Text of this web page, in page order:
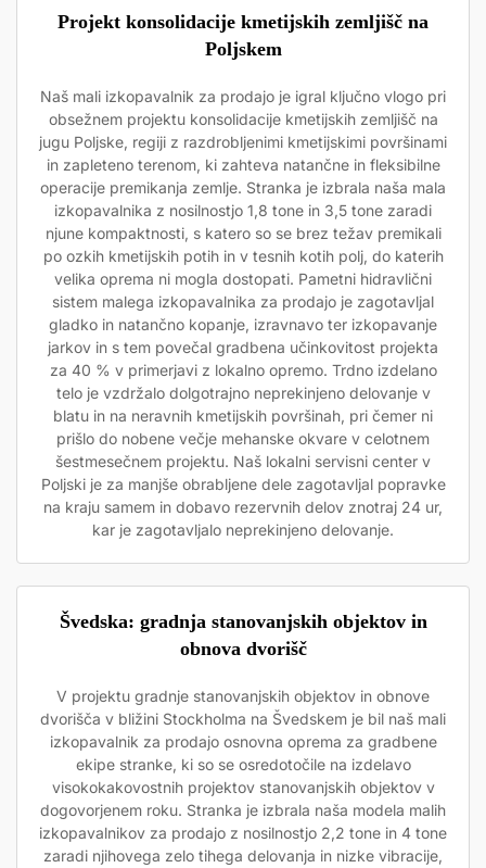
Projekt konsolidacije kmetijskih zemljišč na
Poljskem
Naš mali izkopavalnik za prodajo je igral ključno vlogo pri
obsežnem projektu konsolidacije kmetijskih zemljišč na
jugu Poljske, regiji z razdrobljenimi kmetijskimi površinami
in zapleteno terenom, ki zahteva natančne in fleksibilne
operacije premikanja zemlje. Stranka je izbrala naša mala
izkopavalnika z nosilnostjo 1,8 tone in 3,5 tone zaradi
njune kompaktnosti, s katero so se brez težav premikali
po ozkih kmetijskih potih in v tesnih kotih polj, do katerih
velika oprema ni mogla dostopati. Pametni hidravlični
sistem malega izkopavalnika za prodajo je zagotavljal
gladko in natančno kopanje, izravnavo ter izkopavanje
jarkov in s tem povečal gradbena učinkovitost projekta
za 40 % v primerjavi z lokalno opremo. Trdno izdelano
telo je vzdržalo dolgotrajno neprekinjeno delovanje v
blatu in na neravnih kmetijskih površinah, pri čemer ni
prišlo do nobene večje mehanske okvare v celotnem
šestmesečnem projektu. Naš lokalni servisni center v
Poljski je za manjše obrabljene dele zagotavljal popravke
na kraju samem in dobavo rezervnih delov znotraj 24 ur,
kar je zagotavljalo neprekinjeno delovanje.
Švedska: gradnja stanovanjskih objektov in
obnova dvorišč
V projektu gradnje stanovanjskih objektov in obnove
dvorišča v bližini Stockholma na Švedskem je bil naš mali
izkopavalnik za prodajo osnovna oprema za gradbene
ekipe stranke, ki so se osredotočile na izdelavo
visokokakovostnih projektov stanovanjskih objektov v
dogovorjenem roku. Stranka je izbrala naša modela malih
izkopavalnikov za prodajo z nosilnostjo 2,2 tone in 4 tone
zaradi njihovega zelo tihega delovanja in nizke vibracije,